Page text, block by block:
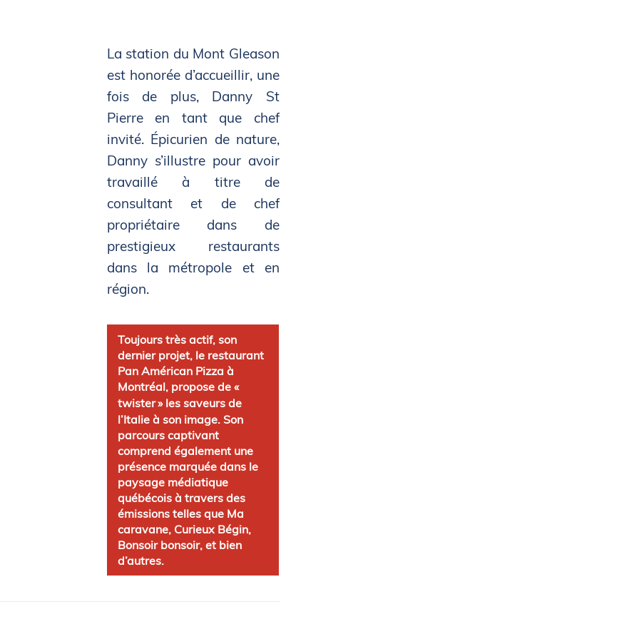
La station du Mont Gleason
est honorée d’accueillir, une
fois de plus, Danny St
Pierre en tant que chef
invité. Épicurien de nature,
Danny s’illustre pour avoir
travaillé à titre de
consultant et de chef
propriétaire dans de
prestigieux restaurants
dans la métropole et en
région.
Toujours très actif, son
dernier projet, le restaurant
Pan Américan Pizza à
Montréal, propose de «
twister» les saveurs de
l’Italie à son image. Son
parcours captivant
comprend également une
présence marquée dans le
paysage médiatique
québécois à travers des
émissions telles que Ma
caravane, Curieux Bégin,
Bonsoir bonsoir, et bien
d’autres.